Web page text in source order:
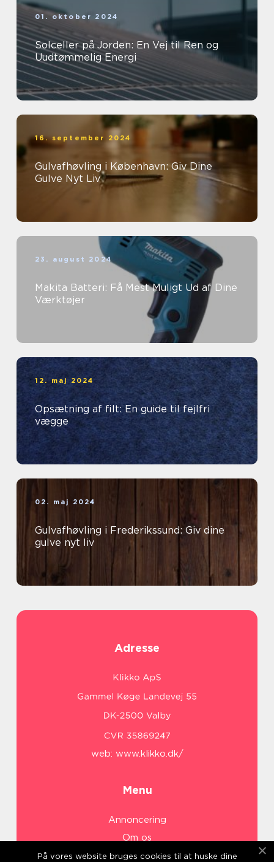
01. oktober 2024
Solceller på Jorden: En Vej til Ren og
Uudtømmelig Energi
16. september 2024
Gulvafhøvling i København: Giv Dine
Gulve Nyt Liv
23. august 2024
Makita Batteri: Få Mest Muligt Ud af Dine
Værktøjer
12. maj 2024
Opsætning af filt: En guide til fejlfri
vægge
02. maj 2024
Gulvafhøvling i Frederikssund: Giv dine
gulve nyt liv
Adresse
web: www.klikko.dk/
Menu
Annoncering
Om os
Cookies
På vores website bruges cookies til at huske dine